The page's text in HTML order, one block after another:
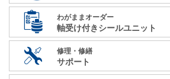
わがままオーダー
軸受け付きシールユニット
修理・修繕
サポート